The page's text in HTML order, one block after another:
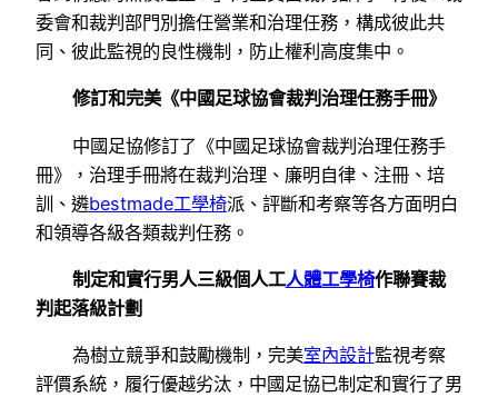
委會和裁判部門別擔任營業和治理任務，構成彼此共
同、彼此監視的良性機制，防止權利高度集中。
修訂和完美《中國足球協會裁判治理任務手冊》
中國足協修訂了《中國足球協會裁判治理任務手
冊》，治理手冊將在裁判治理、廉明自律、注冊、培
訓、遴bestmade工學椅派、評斷和考察等各方面明白
和領導各級各類裁判任務。
制定和實行男人三級個人工人體工學椅作聯賽裁
判起落級計劃
為樹立競爭和鼓勵機制，完美室內設計監視考察
評價系統，履行優越劣汰，中國足協已制定和實行了男